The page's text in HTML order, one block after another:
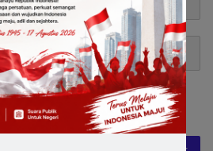
dan situs web saya pada
komentar saya berikutnya.